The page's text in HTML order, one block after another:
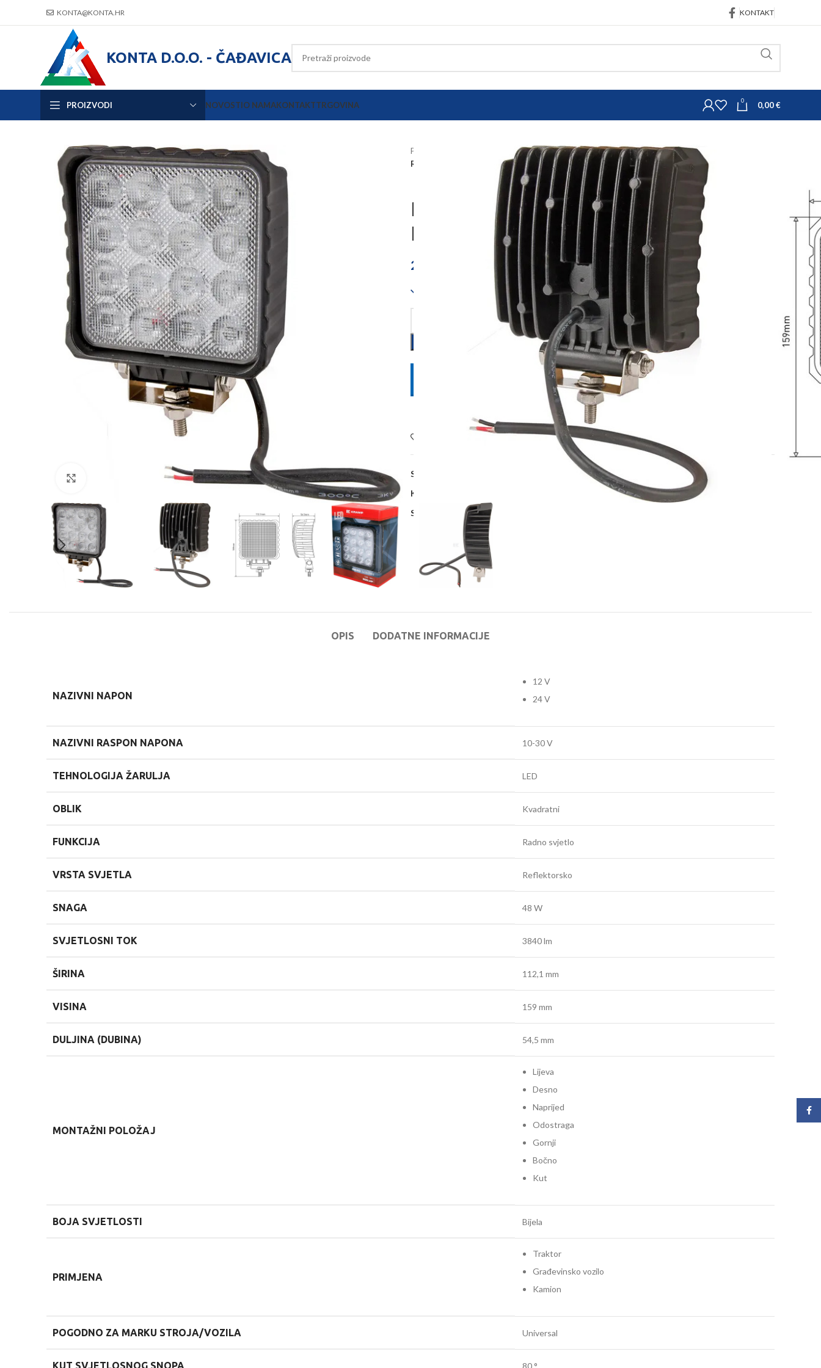
KONTA@KONTA.HR KONTAKT
KONTA D.O.O. - ČAĐAVICA
PROIZVODI NOVOSTIO NAMAKONTAKTTRGOVINA 0 0,00€
Početna Oprema poljoprivrednih strojeva
Osvjetljenje
Radno LED svjetlo 48W 3840lm LA10047
Radno LED svjetlo 48W 3840lm
LA10047
29,33
DODAJ U KOŠARICU
SKU:
Kategorije:
Osvjetljenje
Share:
OPIS DODATNE INFORMACIJE
NAZIVNI NAPON
12 V
24 V
NAZIVNI RASPON NAPONA 10-30 V
TEHNOLOGIJA ŽARULJA LED
OBLIK Kvadratni
FUNKCIJA Radno svjetlo
VRSTA SVJETLA Reflektorsko
SNAGA 48 W
SVJETLOSNI TOK 3840 lm
ŠIRINA 112,1 mm
VISINA 159 mm
DULJINA (DUBINA) 54,5 mm
MONTAŽNI POLOŽAJ
Lijeva
Desno
Naprijed
Odostraga
Gornji
Bočno
Kut
BOJA SVJETLOSTI Bijela
PRIMJENA
Traktor
Građevinsko vozilo
Kamion
POGODNO ZA MARKU STROJA/VOZILA Universal
KUT SVJETLOSNOG SNOPA 80 °